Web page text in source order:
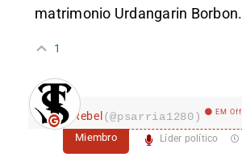
matrimonio Urdangarin Borbon.
1
Rebel(@psarria1280) EM Off
Miembro Líder político